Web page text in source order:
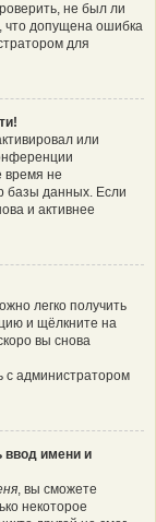
не был ли
что допущена ошибка
для
или
время не
базы данных. Если
и активнее
легко получить
и щёлкните на
вы снова
с администратором
ввод имени и
, вы сможете
некоторое